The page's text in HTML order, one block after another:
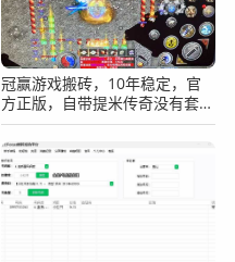
冠赢游戏搬砖，10年稳定，官
方正版，自带提米传奇没有套路
长期稳定吃肉